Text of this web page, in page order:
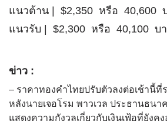
แนวต้าน | $2,350 หรือ 40,600
แนวรับ | $2,300 หรือ 40,100 บ
ข่าว :
– ราคาทองคำไทยปรับตัวลงต่อเช้านี้ที่
หลังนายเจอโรม พาวเวล ประธานธนา
แสดงความกังวลเกี่ยวกับเงินเฟ้อที่ยังค